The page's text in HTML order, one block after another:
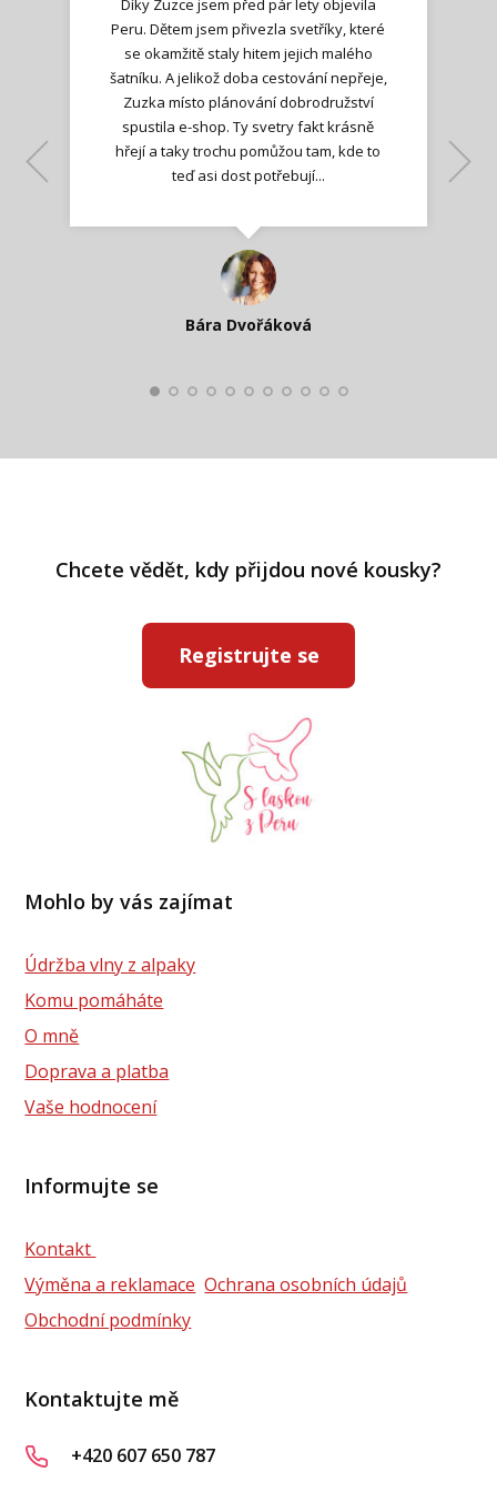
Díky Zuzce jsem před pár lety objevila
Peru. Dětem jsem přivezla svetříky, které
se okamžitě staly hitem jejich malého
šatníku. A jelikož doba cestování nepřeje,
Zuzka místo plánování dobrodružství
spustila e-shop. Ty svetry fakt krásně
hřejí a taky trochu pomůžou tam, kde to
teď asi dost potřebují...
Bára Dvořáková
Jana T.
Kateřina Veleta Štěpánová
Ilona M.
Lenka K.
Nadšená zpráva
Katka Perháčová
Smolková
Lenka K.
Chcete vědět, kdy přijdou nové kousky?
Registrujte se
Mohlo by vás zajímat
Údržba vlny z alpaky
Komu pomáháte
O mně
Doprava a platba
Vaše hodnocení
Informujte se
Kontakt
Výměna a reklamace Ochrana osobních údajů
Obchodní podmínky
Kontaktujte mě
+420 607 650 787